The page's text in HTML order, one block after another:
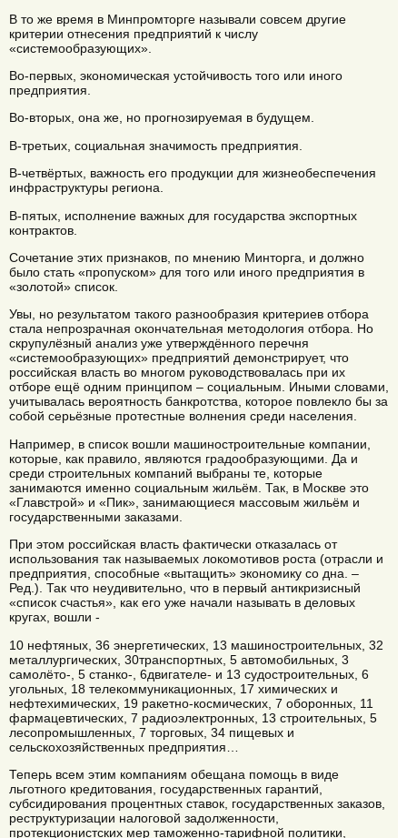
В то же время в Минпромторге называли совсем другие
критерии отнесения предприятий к числу
«системообразующих».
Во-первых, экономическая устойчивость того или иного
предприятия.
Во-вторых, она же, но прогнозируемая в будущем.
В-третьих, социальная значимость предприятия.
В-четвёртых, важность его продукции для жизнеобеспечения
инфраструктуры региона.
В-пятых, исполнение важных для государства экспортных
контрактов.
Сочетание этих признаков, по мнению Минторга, и должно
было стать «пропуском» для того или иного предприятия в
«золотой» список.
Увы, но результатом такого разнообразия критериев отбора
стала непрозрачная окончательная методология отбора. Но
скрупулёзный анализ уже утверждённого перечня
«системообразующих» предприятий демонстрирует, что
российская власть во многом руководствовалась при их
отборе ещё одним принципом – социальным. Иными словами,
учитывалась вероятность банкротства, которое повлекло бы за
собой серьёзные протестные волнения среди населения.
Например, в список вошли машиностроительные компании,
которые, как правило, являются градообразующими. Да и
среди строительных компаний выбраны те, которые
занимаются именно социальным жильём. Так, в Москве это
«Главстрой» и «Пик», занимающиеся массовым жильём и
государственными заказами.
При этом российская власть фактически отказалась от
использования так называемых локомотивов роста (отрасли и
предприятия, способные «вытащить» экономику со дна. –
Ред.). Так что неудивительно, что в первый антикризисный
«список счастья», как его уже начали называть в деловых
кругах, вошли -
10 нефтяных, 36 энергетических, 13 машиностроительных, 32
металлургических, 30транспортных, 5 автомобильных, 3
самолёто-, 5 станко-, 6двигателе- и 13 судостроительных, 6
угольных, 18 телекоммуникационных, 17 химических и
нефтехимических, 19 ракетно-космических, 7 оборонных, 11
фармацевтических, 7 радиоэлектронных, 13 строительных, 5
лесопромышленных, 7 торговых, 34 пищевых и
сельскохозяйственных предприятия…
Теперь всем этим компаниям обещана помощь в виде
льготного кредитования, государственных гарантий,
субсидирования процентных ставок, государственных заказов,
реструктуризации налоговой задолженности,
протекционистских мер таможенно-тарифной политики,